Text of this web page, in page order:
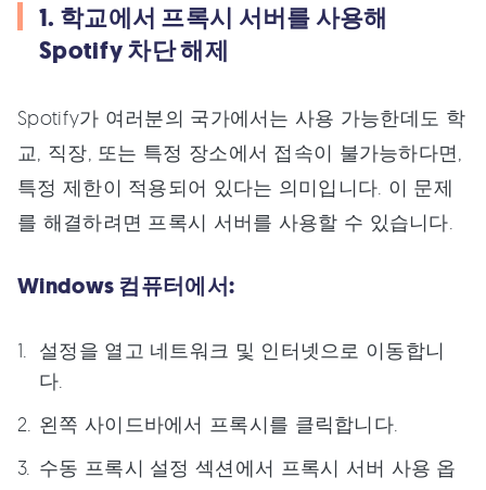
1. 학교에서 프록시 서버를 사용해
Spotify 차단 해제
Spotify가 여러분의 국가에서는 사용 가능한데도 학
교, 직장, 또는 특정 장소에서 접속이 불가능하다면,
특정 제한이 적용되어 있다는 의미입니다. 이 문제
를 해결하려면 프록시 서버를 사용할 수 있습니다.
Windows 컴퓨터에서:
설정을 열고 네트워크 및 인터넷으로 이동합니
다.
왼쪽 사이드바에서 프록시를 클릭합니다.
수동 프록시 설정 섹션에서 프록시 서버 사용 옵